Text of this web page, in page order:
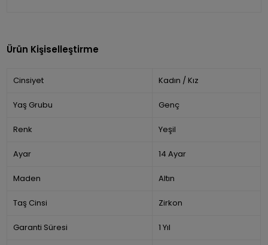
Ürün Kişiselleştirme
Cinsiyet Kadın / Kız
Yaş Grubu Genç
Renk Yeşil
Ayar 14 Ayar
Maden Altın
Taş Cinsi Zirkon
Garanti Süresi 1 Yıl